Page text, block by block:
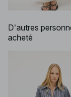
D'autres
acheté